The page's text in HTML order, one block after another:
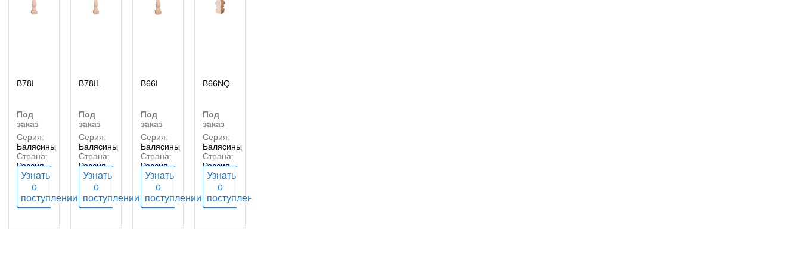
B78I
под
заказ
Серия:
Балясины
Страна:
Россия
Узнать
о
поступлении
B78IL
под
заказ
Серия:
Балясины
Страна:
Россия
Узнать
о
поступлении
B66I
под
заказ
Серия:
Балясины
Страна:
Россия
Узнать
о
поступлении
B66NQ
под
заказ
Серия:
Балясины
Страна:
Россия
Узнать
о
поступлении